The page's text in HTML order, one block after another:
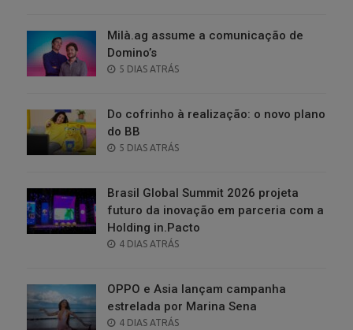
Milà.ag assume a comunicação de
Domino’s
POSTED
5 DIAS ATRÁS
Do cofrinho à realização: o novo plano
do BB
POSTED
5 DIAS ATRÁS
Brasil Global Summit 2026 projeta
futuro da inovação em parceria com a
Holding in.Pacto
POSTED
4 DIAS ATRÁS
OPPO e Asia lançam campanha
estrelada por Marina Sena
POSTED
4 DIAS ATRÁS